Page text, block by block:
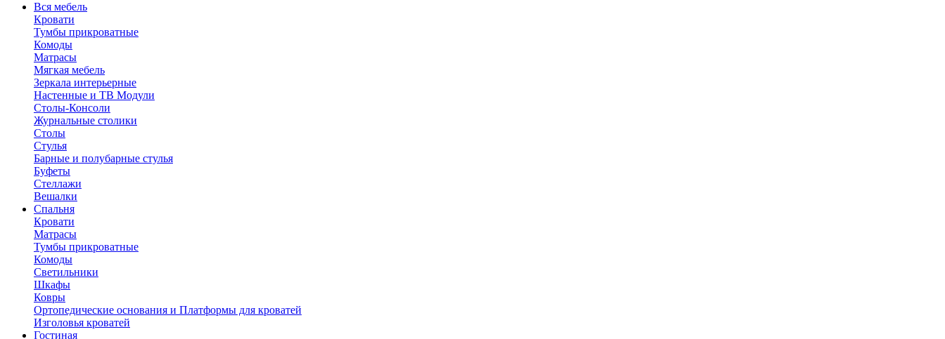
Вся мебель
Кровати
Тумбы прикроватные
Комоды
Матрасы
Мягкая мебель
Зеркала интерьерные
Настенные и ТВ Модули
Столы-Консоли
Журнальные столики
Столы
Стулья
Барные и полубарные стулья
Буфеты
Стеллажи
Вешалки
Cпальня
Кровати
Матрасы
Тумбы прикроватные
Комоды
Светильники
Шкафы
Ковры
Ортопедические основания и Платформы для кроватей
Изголовья кроватей
Гостиная